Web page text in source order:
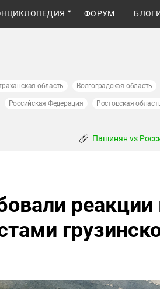
ФОРУМ
область Волгоградская область
Российская Федерация Ростовская
Пашинян vs
реакции